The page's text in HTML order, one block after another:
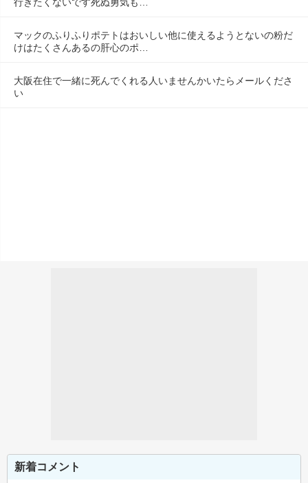
マックのふりふりポテトはおいしい他に使えるようとないの粉だ
けはたくさんあるの肝心のポ…
大阪在住で一緒に死んでくれる人いませんかいたらメールくださ
い
新着コメント